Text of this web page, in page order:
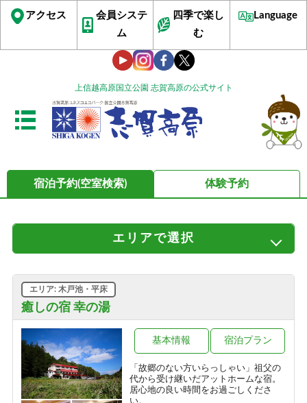
上信越高原国立公園 志賀高原の公式サイト
アクセス
会員システ
ム
四季で楽し
む
Language
宿泊予約(空室検索) 体験予約
エリアで選択
ビワ池・ジャイアント
一の瀬
木戸池・平床 熊の湯・熊の湯ほたる温泉
横手山・渋峠
癒しの宿 幸の湯
エリア: 木戸池・平床
「故郷のない方いらっしゃい」祖父の
代から受け継いだアットホームな宿。
居心地の良い時間をお過ごしくださ
い。
基本情報 宿泊プラン